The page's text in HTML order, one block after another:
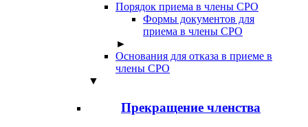
Порядок приема в члены СРО
Формы документов для
приема в члены СРО
►
Основания для отказа в приеме в
члены СРО
▼
Прекращение членства